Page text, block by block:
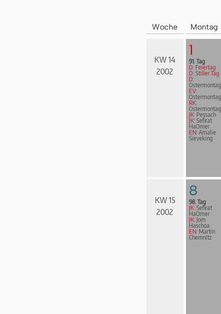
Woche Montag
KW 14
2002
1
91. Tag
D: Feiertag
D: Stiller Tag
D:
Ostermontag
EV:
Ostermontag
RK:
Ostermontag
JK: Pessach
JK: Sefirat
HaOmer
EN: Amalie
Sieveking
KW 15
2002
8
98. Tag
JK: Sefirat
HaOmer
JK: Jom
Haschoa
EN: Martin
Chemnitz